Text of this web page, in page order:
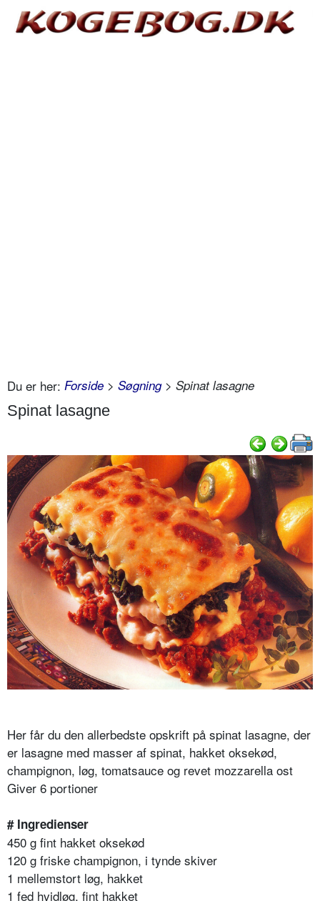
Du er her: Forside > Søgning> Spinat lasagne
Spinat lasagne
Her får du den allerbedste opskrift på spinat lasagne, der
er lasagne med masser af spinat, hakket oksekød,
champignon, løg, tomatsauce og revet mozzarella ost
Giver 6 portioner
# Ingredienser
450 g fint hakket oksekød
120 g friske champignon, i tynde skiver
1 mellemstort løg, hakket
1 fed hvidløg, fint hakket